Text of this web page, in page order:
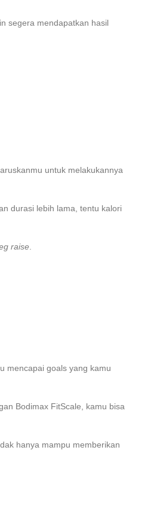
segera mendapatkan hasil
untuk melakukannya
durasi lebih lama, tentu kalori
raise.
mencapai goals yang kamu
Bodimax FitScale, kamu bisa
hanya mampu memberikan